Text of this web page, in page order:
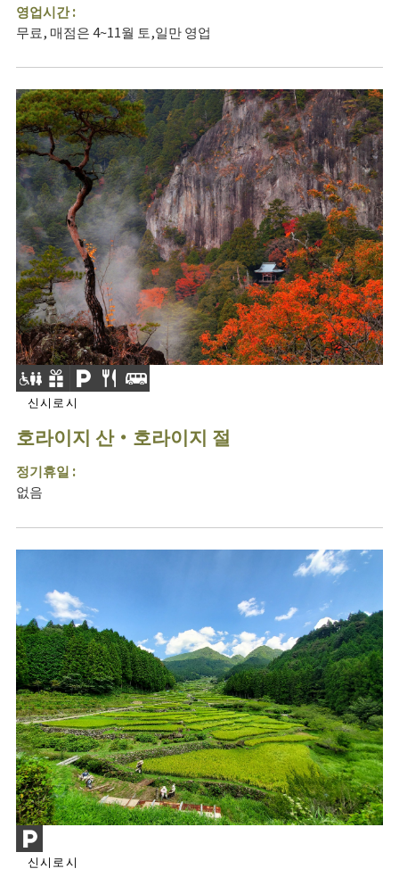
영업시간 :
무료, 매점은 4~11월 토,일만 영업
신시로시
호라이지 산・호라이지 절
정기휴일 :
없음
신시로시